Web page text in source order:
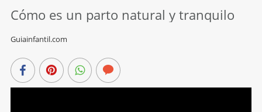
Cómo es un parto natural y tranquilo
Guiainfantil.com